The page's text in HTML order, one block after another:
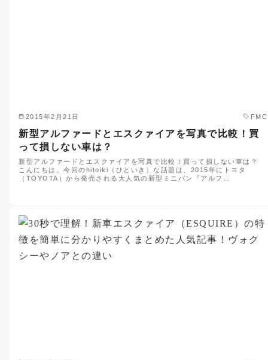
2015年2月21日 FMC
新型アルファードとエスクァイアを写真で比較！買
って損しない車は？
新型アルファードとエスクァイアを写真で比較！買って損しない車は？
こんにちは。今回のhitoiki（ひといき）な話題は、2015年にトヨタ
（TOYOTA）から発売される大人気の新型ミニバン『アルフ…